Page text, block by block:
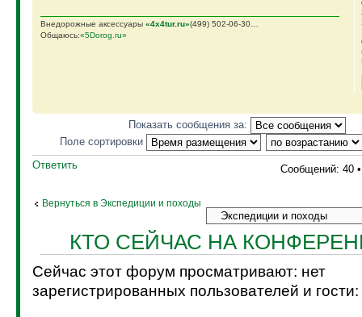
Внедорожные аксессуары «4х4tur.ru»(499) 502-06-30…
Общаюсь:«5Dorog.ru»
Показать сообщения за:
Поле сортировки
Ответить
Сообщений: 40
Вернуться в Экспедиции и походы
КТО СЕЙЧАС НА
Сейчас этот форум просматривают: нет
зарегистрированных пользователей и гости: